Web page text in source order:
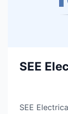
SEE
SEE